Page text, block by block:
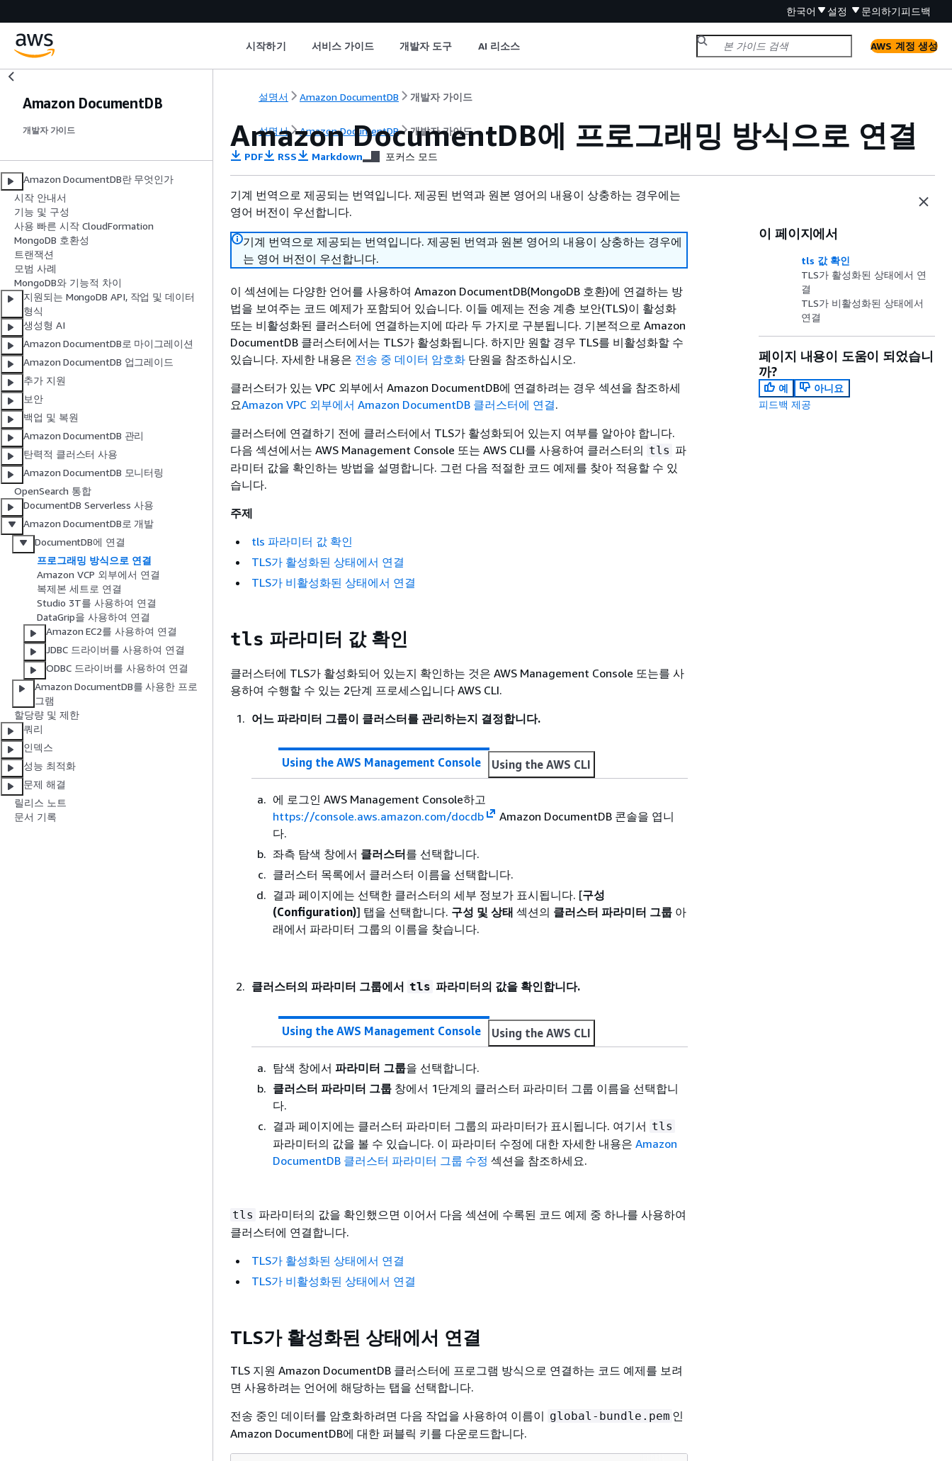
한국어 설정 문의하기피드백
시작하기 서비스 가이드 개발자 도구 AI 리소스 AWS 계정 생성
Amazon DocumentDB
개발자 가이드
Amazon DocumentDB란 무엇인가
시작 안내서
기능 및 구성
사용 빠른 시작 CloudFormation
MongoDB 호환성
트랜잭션
모범 사례
MongoDB와 기능적 차이
지원되는 MongoDB API, 작업 및 데이터
형식
생성형 AI
Amazon DocumentDB로 마이그레이션
Amazon DocumentDB 업그레이드
추가 지원
보안
백업 및 복원
Amazon DocumentDB 관리
탄력적 클러스터 사용
Amazon DocumentDB 모니터링
OpenSearch 통합
DocumentDB Serverless 사용
Amazon DocumentDB로 개발
DocumentDB에 연결
프로그래밍 방식으로 연결
Amazon VCP 외부에서 연결
복제본 세트로 연결
Studio 3T를 사용하여 연결
DataGrip을 사용하여 연결
Amazon EC2를 사용하여 연결
JDBC 드라이버를 사용하여 연결
ODBC 드라이버를 사용하여 연결
Amazon DocumentDB를 사용한 프로
그램
할당량 및 제한
쿼리
인덱스
성능 최적화
문제 해결
릴리스 노트
문서 기록
설명서 Amazon DocumentDB 개발자 가이드
설명서 Amazon DocumentDB 개발자 가이드
Amazon DocumentDB에 프로그래밍 방식으로 연결
PDF RSS Markdown 포커스 모드
기계 번역으로 제공되는 번역입니다. 제공된 번역과 원본 영어의 내용이 상충하는 경우에는
영어 버전이 우선합니다.
기계 번역으로 제공되는 번역입니다. 제공된 번역과 원본 영어의 내용이 상충하는 경우에
는 영어 버전이 우선합니다.
이 섹션에는 다양한 언어를 사용하여 Amazon DocumentDB(MongoDB 호환)에 연결하는 방
법을 보여주는 코드 예제가 포함되어 있습니다. 이들 예제는 전송 계층 보안(TLS)이 활성화
또는 비활성화된 클러스터에 연결하는지에 따라 두 가지로 구분됩니다. 기본적으로 Amazon
DocumentDB 클러스터에서는 TLS가 활성화됩니다. 하지만 원할 경우 TLS를 비활성화할 수
있습니다. 자세한 내용은 전송 중 데이터 암호화 단원을 참조하십시오.
클러스터가 있는 VPC 외부에서 Amazon DocumentDB에 연결하려는 경우 섹션을 참조하세
요Amazon VPC 외부에서 Amazon DocumentDB 클러스터에 연결.
클러스터에 연결하기 전에 클러스터에서 TLS가 활성화되어 있는지 여부를 알아야 합니다.
다음 섹션에서는 AWS Management Console 또는 AWS CLI를 사용하여 클러스터의 tls 파
라미터 값을 확인하는 방법을 설명합니다. 그런 다음 적절한 코드 예제를 찾아 적용할 수 있
습니다.
주제
tls 파라미터 값 확인
TLS가 활성화된 상태에서 연결
TLS가 비활성화된 상태에서 연결
tls 파라미터 값 확인
클러스터에 TLS가 활성화되어 있는지 확인하는 것은 AWS Management Console 또는를 사
용하여 수행할 수 있는 2단계 프로세스입니다 AWS CLI.
어느 파라미터 그룹이 클러스터를 관리하는지 결정합니다.
Using the AWS Management Console Using the AWS CLI
에 로그인 AWS Management Console하고
https://console.aws.amazon.com/docdb
Amazon DocumentDB 콘솔을 엽니
다.
좌측 탐색 창에서 클러스터를 선택합니다.
클러스터 목록에서 클러스터 이름을 선택합니다.
결과 페이지에는 선택한 클러스터의 세부 정보가 표시됩니다. [구성
(Configuration)] 탭을 선택합니다. 구성 및 상태 섹션의 클러스터 파라미터 그룹 아
래에서 파라미터 그룹의 이름을 찾습니다.
클러스터의 파라미터 그룹에서 tls 파라미터의 값을 확인합니다.
Using the AWS Management Console Using the AWS CLI
탐색 창에서 파라미터 그룹을 선택합니다.
클러스터 파라미터 그룹 창에서 1단계의 클러스터 파라미터 그룹 이름을 선택합니
다.
결과 페이지에는 클러스터 파라미터 그룹의 파라미터가 표시됩니다. 여기서 tls
파라미터의 값을 볼 수 있습니다. 이 파라미터 수정에 대한 자세한 내용은 Amazon
DocumentDB 클러스터 파라미터 그룹 수정 섹션을 참조하세요.
tls 파라미터의 값을 확인했으면 이어서 다음 섹션에 수록된 코드 예제 중 하나를 사용하여
클러스터에 연결합니다.
TLS가 활성화된 상태에서 연결
TLS가 비활성화된 상태에서 연결
TLS가 활성화된 상태에서 연결
TLS 지원 Amazon DocumentDB 클러스터에 프로그램 방식으로 연결하는 코드 예제를 보려
면 사용하려는 언어에 해당하는 탭을 선택합니다.
전송 중인 데이터를 암호화하려면 다음 작업을 사용하여 이름이 global-bundle.pem 인
Amazon DocumentDB에 대한 퍼블릭 키를 다운로드합니다.
이 페이지에서
tls 값 확인
TLS가 활성화된 상태에서 연
결
TLS가 비활성화된 상태에서
연결
페이지 내용이 도움이 되었습니
까?
예
아니요
피드백 제공